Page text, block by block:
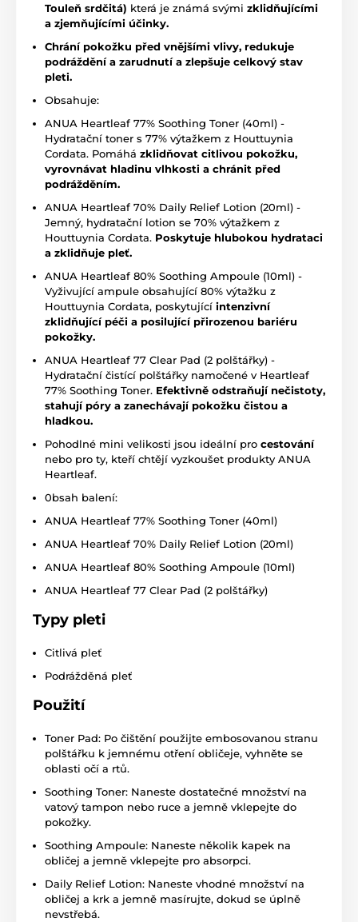
Touleň srdčitá) která je známá svými zklidňujícími
a zjemňujícími účinky.
Chrání pokožku před vnějšími vlivy, redukuje
podráždění a zarudnutí a zlepšuje celkový stav
pleti.
Obsahuje:
ANUA Heartleaf 77% Soothing Toner (40ml) -
Hydratační toner s 77% výtažkem z Houttuynia
Cordata. Pomáhá zklidňovat citlivou pokožku,
vyrovnávat hladinu vlhkosti a chránit před
podrážděním.
ANUA Heartleaf 70% Daily Relief Lotion (20ml) -
Jemný, hydratační lotion se 70% výtažkem z
Houttuynia Cordata. Poskytuje hlubokou hydrataci
a zklidňuje pleť.
ANUA Heartleaf 80% Soothing Ampoule (10ml) -
Vyživující ampule obsahující 80% výtažku z
Houttuynia Cordata, poskytující intenzivní
zklidňující péči a posilující přirozenou bariéru
pokožky.
ANUA Heartleaf 77 Clear Pad (2 polštářky) -
Hydratační čistící polštářky namočené v Heartleaf
77% Soothing Toner. Efektivně odstraňují nečistoty,
stahují póry a zanechávají pokožku čistou a
hladkou.
Pohodlné mini velikosti jsou ideální pro cestování
nebo pro ty, kteří chtějí vyzkoušet produkty ANUA
Heartleaf.
0bsah balení:
ANUA Heartleaf 77% Soothing Toner (40ml)
ANUA Heartleaf 70% Daily Relief Lotion (20ml)
ANUA Heartleaf 80% Soothing Ampoule (10ml)
ANUA Heartleaf 77 Clear Pad (2 polštářky)
Typy pleti
Citlivá pleť
Podrážděná pleť
Použití
Toner Pad: Po čištění použijte embosovanou stranu
polštářku k jemnému otření obličeje, vyhněte se
oblasti očí a rtů.
Soothing Toner: Naneste dostatečné množství na
vatový tampon nebo ruce a jemně vklepejte do
pokožky.
Soothing Ampoule: Naneste několik kapek na
obličej a jemně vklepejte pro absorpci.
Daily Relief Lotion: Naneste vhodné množství na
obličej a krk a jemně masírujte, dokud se úplně
nevstřebá.